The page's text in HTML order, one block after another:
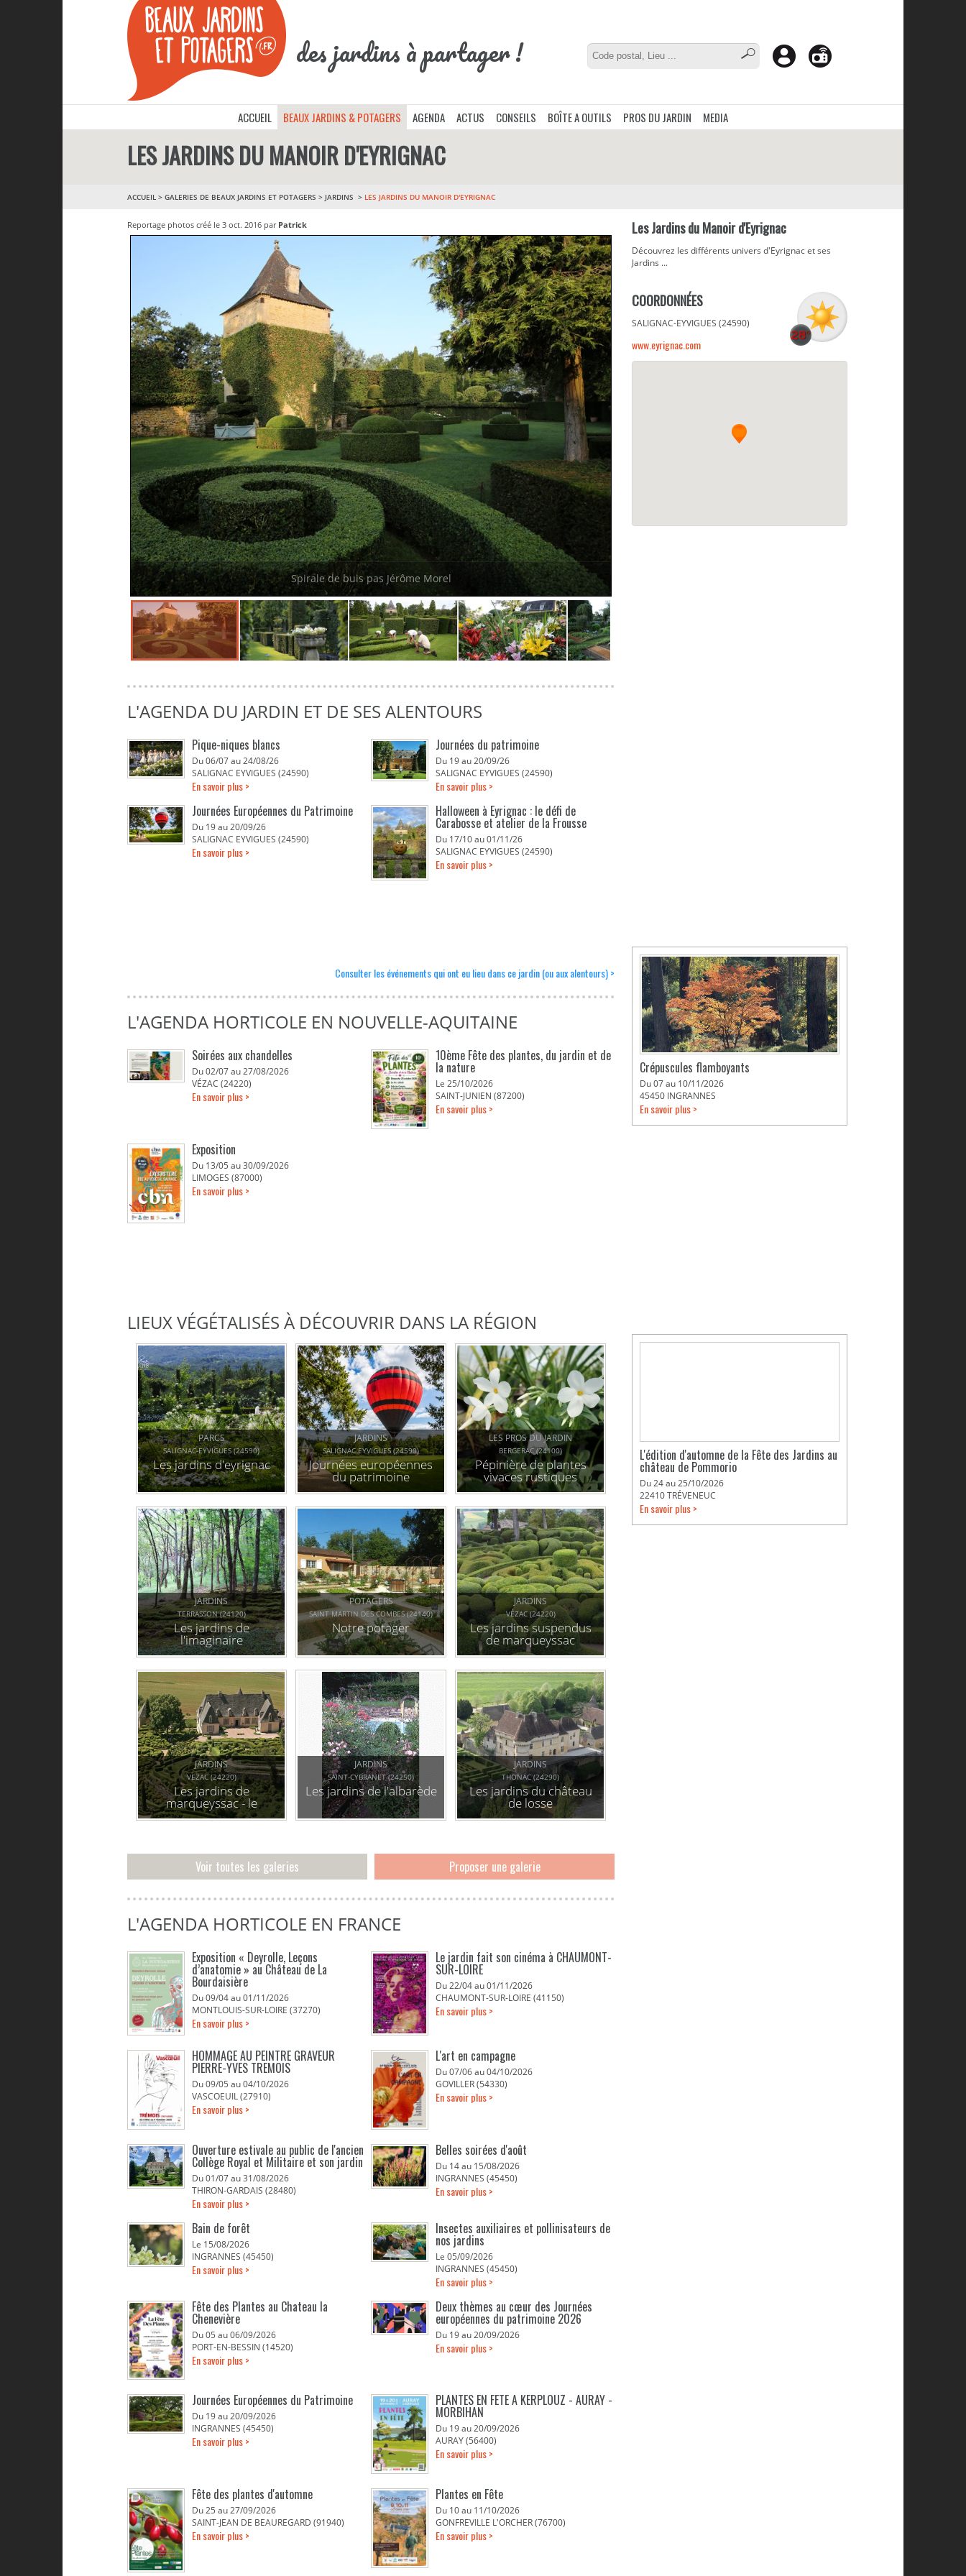
des jardins à partager !
ACCUEIL BEAUX JARDINS & POTAGERS AGENDA ACTUS CONSEILS BOÎTE A OUTILS PROS DU JARDIN MEDIA
LES JARDINS DU MANOIR D'EYRIGNAC
ACCUEIL > GALERIES DE BEAUX JARDINS ET POTAGERS > JARDINS LES JARDINS DU MANOIR D'EYRIGNAC
Reportage photos créé le 3 oct. 2016 par Patrick
Spirale de buis pas Jérôme Morel
Les Jardins du Manoir d'Eyrignac
Découvrez les différents univers d'Eyrignac et ses
Jardins ...
COORDONNÉES
SALIGNAC-EYVIGUES (24590)
www.eyrignac.com
L'AGENDA DU JARDIN ET DE SES ALENTOURS
Pique-niques blancs
Du 06/07 au 24/08/26
SALIGNAC EYVIGUES (24590)
En savoir plus >
Journées du patrimoine
Du 19 au 20/09/26
SALIGNAC EYVIGUES (24590)
En savoir plus >
Journées Européennes du Patrimoine
Du 19 au 20/09/26
SALIGNAC EYVIGUES (24590)
En savoir plus >
Halloween à Eyrignac : le défi de
Carabosse et atelier de la Frousse
Du 17/10 au 01/11/26
SALIGNAC EYVIGUES (24590)
En savoir plus >
Consulter les événements qui ont eu lieu dans ce jardin (ou aux alentours) >
L'AGENDA HORTICOLE EN NOUVELLE-AQUITAINE
Soirées aux chandelles
Du 02/07 au 27/08/2026
VÉZAC (24220)
En savoir plus >
10ème Fête des plantes, du jardin et de
la nature
Le 25/10/2026
SAINT-JUNIEN (87200)
En savoir plus >
Exposition
Du 13/05 au 30/09/2026
LIMOGES (87000)
En savoir plus >
LIEUX VÉGÉTALISÉS À DÉCOUVRIR DANS LA RÉGION
PARCS
SALIGNAC-EYVIGUES (24590)
Les jardins d'eyrignac
JARDINS
SALIGNAC EYVIGUES (24590)
Journées européennes
du patrimoine
LES PROS DU JARDIN
BERGERAC (24100)
Pépinière de plantes
vivaces rustiques
JARDINS
TERRASSON (24120)
Les jardins de
l'imaginaire
POTAGERS
SAINT MARTIN DES COMBES (24140)
Notre potager
JARDINS
VÉZAC (24220)
Les jardins suspendus
de marqueyssac
JARDINS
VEZAC (24220)
Les jardins de
marqueyssac - le
belvédère de la
JARDINS
SAINT-CYBRANET (24250)
Les jardins de l'albarède
JARDINS
THONAC (24290)
Les jardins du château
de losse
Voir toutes les galeries Proposer une galerie
L'AGENDA HORTICOLE EN FRANCE
Exposition « Deyrolle, Leçons
d’anatomie » au Château de La
Bourdaisière
Du 09/04 au 01/11/2026
MONTLOUIS-SUR-LOIRE (37270)
En savoir plus >
Le jardin fait son cinéma à CHAUMONT-
SUR-LOIRE
Du 22/04 au 01/11/2026
CHAUMONT-SUR-LOIRE (41150)
En savoir plus >
HOMMAGE AU PEINTRE GRAVEUR
PIERRE-YVES TREMOIS
Du 09/05 au 04/10/2026
VASCOEUIL (27910)
En savoir plus >
L'art en campagne
Du 07/06 au 04/10/2026
GOVILLER (54330)
En savoir plus >
Ouverture estivale au public de l'ancien
Collège Royal et Militaire et son jardin
Du 01/07 au 31/08/2026
THIRON-GARDAIS (28480)
En savoir plus >
Belles soirées d'août
Du 14 au 15/08/2026
INGRANNES (45450)
En savoir plus >
Bain de forêt
Le 15/08/2026
INGRANNES (45450)
En savoir plus >
Insectes auxiliaires et pollinisateurs de
nos jardins
Le 05/09/2026
INGRANNES (45450)
En savoir plus >
Fête des Plantes au Chateau la
Chenevière
Du 05 au 06/09/2026
PORT-EN-BESSIN (14520)
En savoir plus >
Deux thèmes au cœur des Journées
européennes du patrimoine 2026
Du 19 au 20/09/2026
En savoir plus >
Journées Européennes du Patrimoine
Du 19 au 20/09/2026
INGRANNES (45450)
En savoir plus >
PLANTES EN FETE A KERPLOUZ - AURAY -
MORBIHAN
Du 19 au 20/09/2026
AURAY (56400)
En savoir plus >
Fête des plantes d'automne
Du 25 au 27/09/2026
SAINT-JEAN DE BEAUREGARD (91940)
En savoir plus >
Plantes en Fête
Du 10 au 11/10/2026
GONFREVILLE L'ORCHER (76700)
En savoir plus >
Crépuscules flamboyants
Du 07 au 10/11/2026
45450 INGRANNES
En savoir plus >
L'édition d'automne de la Fête des Jardins au
château de Pommorio
Du 24 au 25/10/2026
22410 TRÉVENEUC
En savoir plus >